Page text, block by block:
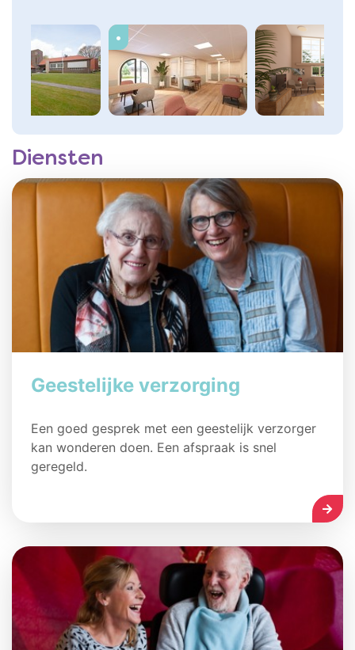
Diensten
Geestelijke verzorging
Een goed gesprek met een geestelijk verzorger
kan wonderen doen. Een afspraak is snel
geregeld.